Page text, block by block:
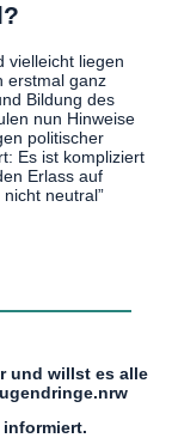
vielleicht liegen
erstmal ganz
Bildung des
nun Hinweise
politischer
Es ist kompliziert
Erlass auf
neutral”
und willst es alle